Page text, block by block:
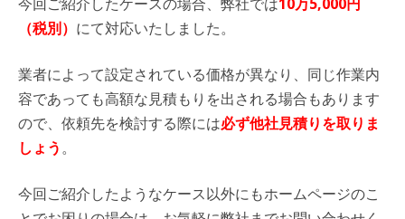
（税別） にて対応いたしました。
業者によって設定されている価格が異なり、同じ作業内
容であっても高額な見積もりを出される場合もあります
ので、依頼先を検討する際には必ず他社見積りを取りま
しょう。
今回ご紹介したようなケース以外にもホームページのこ